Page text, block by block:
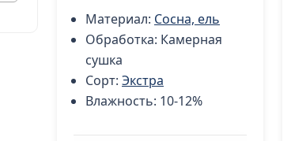
Материал: Сосна, ель
Обработка: Камерная
сушка
Сорт: Экстра
Влажность: 10-12%